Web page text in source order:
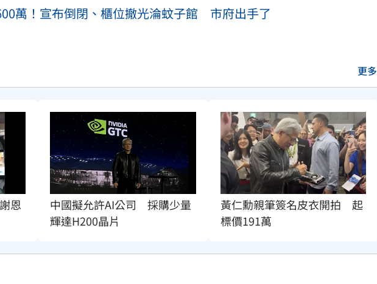
萬！宣布倒閉、櫃位撤光淪蚊子館 市府出手了
更多
恩
中國擬允許AI公司　採購少量
輝達H200晶片
黃仁勳親筆簽名皮衣開拍　起
標價191萬